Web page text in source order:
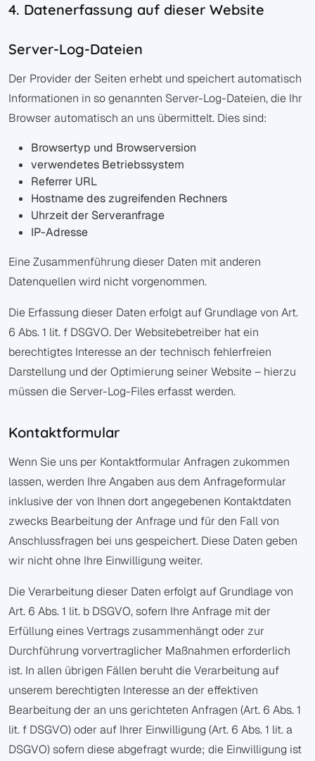
4. Datenerfassung auf dieser Website
Server-Log-Dateien
Der Provider der Seiten erhebt und speichert automatisch
Informationen in so genannten Server-Log-Dateien, die Ihr
Browser automatisch an uns übermittelt. Dies sind:
Browsertyp und Browserversion
verwendetes Betriebssystem
Referrer URL
Hostname des zugreifenden Rechners
Uhrzeit der Serveranfrage
IP-Adresse
Eine Zusammenführung dieser Daten mit anderen
Datenquellen wird nicht vorgenommen.
Die Erfassung dieser Daten erfolgt auf Grundlage von Art.
6 Abs. 1 lit. f DSGVO. Der Websitebetreiber hat ein
berechtigtes Interesse an der technisch fehlerfreien
Darstellung und der Optimierung seiner Website – hierzu
müssen die Server-Log-Files erfasst werden.
Kontaktformular
Wenn Sie uns per Kontaktformular Anfragen zukommen
lassen, werden Ihre Angaben aus dem Anfrageformular
inklusive der von Ihnen dort angegebenen Kontaktdaten
zwecks Bearbeitung der Anfrage und für den Fall von
Anschlussfragen bei uns gespeichert. Diese Daten geben
wir nicht ohne Ihre Einwilligung weiter.
Die Verarbeitung dieser Daten erfolgt auf Grundlage von
Art. 6 Abs. 1 lit. b DSGVO, sofern Ihre Anfrage mit der
Erfüllung eines Vertrags zusammenhängt oder zur
Durchführung vorvertraglicher Maßnahmen erforderlich
ist. In allen übrigen Fällen beruht die Verarbeitung auf
unserem berechtigten Interesse an der effektiven
Bearbeitung der an uns gerichteten Anfragen (Art. 6 Abs. 1
lit. f DSGVO) oder auf Ihrer Einwilligung (Art. 6 Abs. 1 lit. a
DSGVO) sofern diese abgefragt wurde; die Einwilligung ist